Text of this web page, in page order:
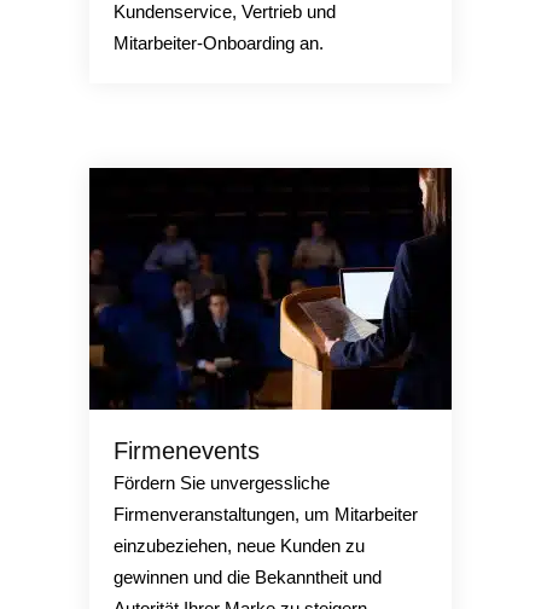
Kundenservice, Vertrieb und
Mitarbeiter-Onboarding an.
Firmenevents
Fördern Sie unvergessliche
Firmenveranstaltungen, um Mitarbeiter
einzubeziehen, neue Kunden zu
gewinnen und die Bekanntheit und